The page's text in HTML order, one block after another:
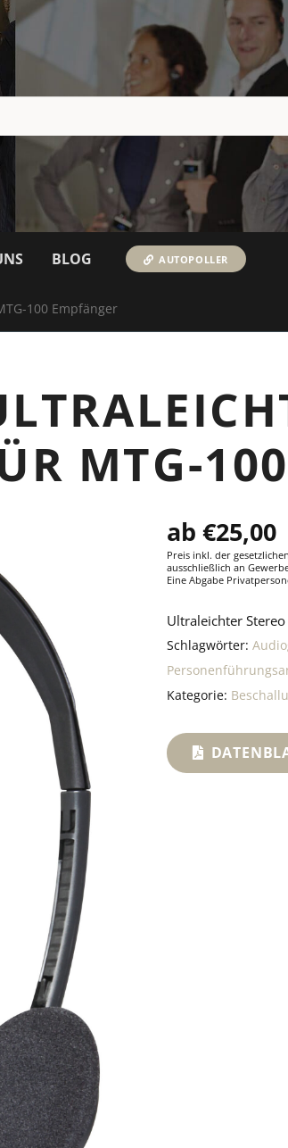
BLOG AUTOPOLLER
100 Empfänger
MTG-
€25,00
Preis inkl. der
ausschließlich an
Eine Abgabe
Ultraleichter
Schlagwörter:
Kategorie: